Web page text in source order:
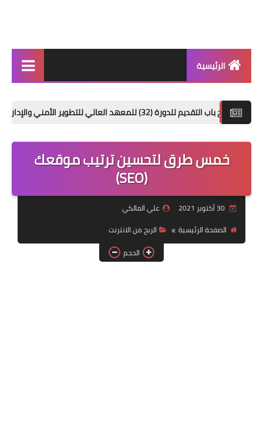
الرئيسية
اخبار التربية والتعليم
الربح من الانترنت
العراق فقط
التقنية
سلف وقروض
وزارة العمل
للمعهد العالي للتطوير الأمني والإداري
خمس طرق لتحسين ترتيب موقعك
(SEO)
30 أكتوبر 2021
علي المالكي
الصفحة الرئيسية
الربح من الانترنت
الحجم